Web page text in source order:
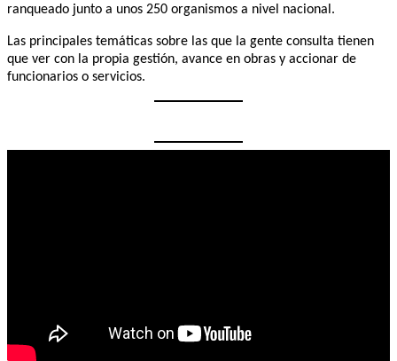
ranqueado junto a unos 250 organismos a nivel nacional.
Las principales temáticas sobre las que la gente consulta tienen
que ver con la propia gestión, avance en obras y accionar de
funcionarios o servicios.